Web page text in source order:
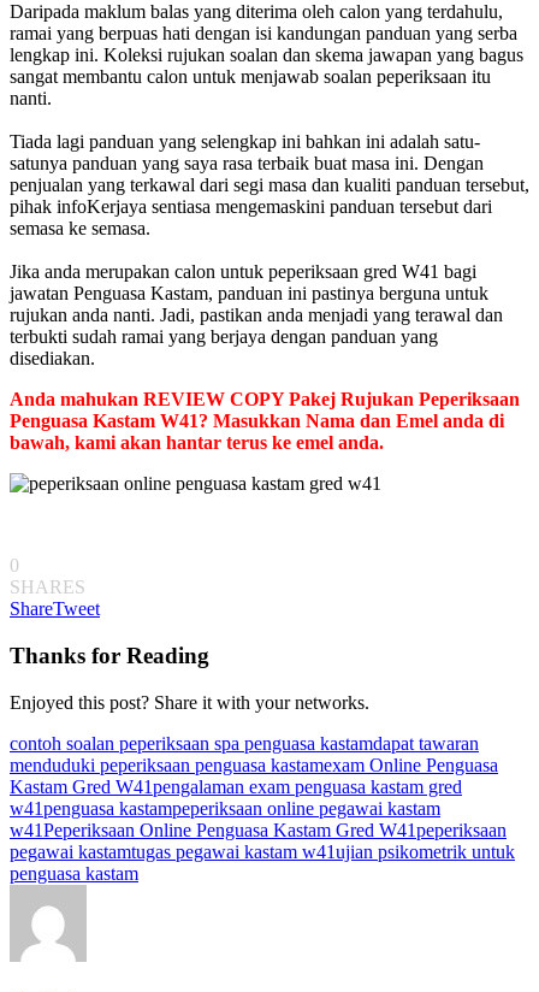
Daripada maklum balas yang diterima oleh calon yang terdahulu,
ramai yang berpuas hati dengan isi kandungan panduan yang serba
lengkap ini. Koleksi rujukan soalan dan skema jawapan yang bagus
sangat membantu calon untuk menjawab soalan peperiksaan itu
nanti.
Tiada lagi panduan yang selengkap ini bahkan ini adalah satu-
satunya panduan yang saya rasa terbaik buat masa ini. Dengan
penjualan yang terkawal dari segi masa dan kualiti panduan tersebut,
pihak infoKerjaya sentiasa mengemaskini panduan tersebut dari
semasa ke semasa.
Jika anda merupakan calon untuk peperiksaan gred W41 bagi
jawatan Penguasa Kastam, panduan ini pastinya berguna untuk
rujukan anda nanti. Jadi, pastikan anda menjadi yang terawal dan
terbukti sudah ramai yang berjaya dengan panduan yang
disediakan.
Anda mahukan REVIEW COPY Pakej Rujukan Peperiksaan
Penguasa Kastam W41? Masukkan Nama dan Emel anda di
bawah, kami akan hantar terus ke emel anda.
0
SHARES
ShareTweet
Thanks for Reading
Enjoyed this post? Share it with your networks.
contoh soalan peperiksaan spa penguasa kastamdapat tawaran
menduduki peperiksaan penguasa kastamexam Online Penguasa
Kastam Gred W41pengalaman exam penguasa kastam gred
w41penguasa kastampeperiksaan online pegawai kastam
w41Peperiksaan Online Penguasa Kastam Gred W41peperiksaan
pegawai kastamtugas pegawai kastam w41ujian psikometrik untuk
penguasa kastam